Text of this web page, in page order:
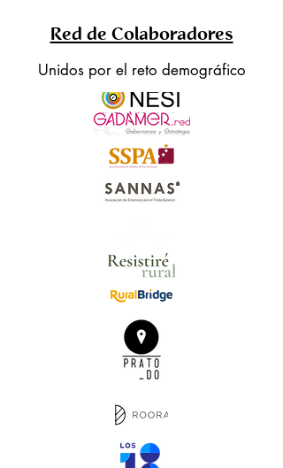
Red de Colaboradores
Unidos por el reto demográfico